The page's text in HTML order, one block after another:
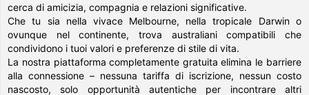
cerca di amicizia, compagnia e relazioni significative.
Che tu sia nella vivace Melbourne, nella tropicale Darwin o
ovunque nel continente, trova australiani compatibili che
condividono i tuoi valori e preferenze di stile di vita.
La nostra piattaforma completamente gratuita elimina le barriere
alla connessione – nessuna tariffa di iscrizione, nessun costo
nascosto, solo opportunità autentiche per incontrare altri